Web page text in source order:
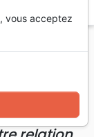
faire le
vous acceptez